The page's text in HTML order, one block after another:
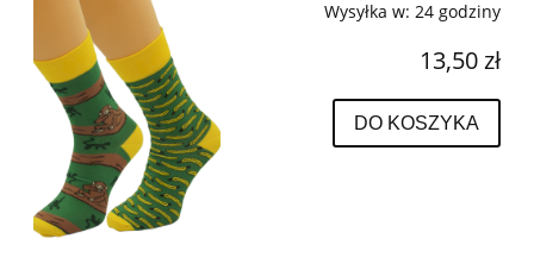
Wysyłka w: 24 godziny
13,50 zł
DO KOSZYKA